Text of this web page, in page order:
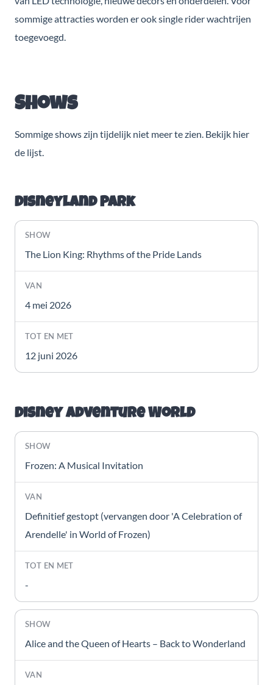
sommige attracties worden er ook single rider wachtrijen
toegevoegd.
Shows
Sommige shows zijn tijdelijk niet meer te zien. Bekijk hier
de lijst.
Disneyland Park
The Lion King: Rhythms of the Pride Lands
4 mei 2026
12 juni 2026
Disney Adventure World
Frozen: A Musical Invitation
Definitief gestopt (vervangen door 'A Celebration of
Arendelle' in World of Frozen)
-
Alice and the Queen of Hearts – Back to Wonderland